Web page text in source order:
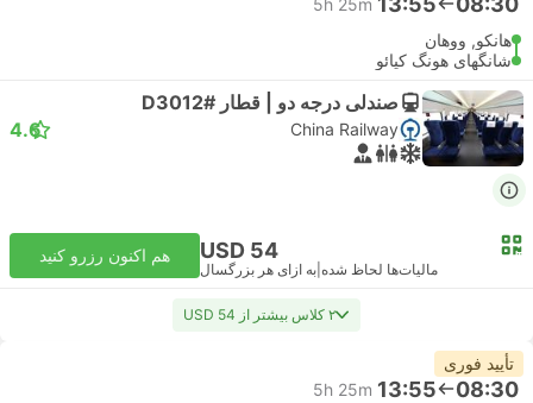
هانکو, ووهان
شانگهای هونگ کیائو
صندلی درجه دو | قطار #D3012
China Railway
4.6
USD 54
مالیات‌ها لحاظ شده به ازای هر بزرگسال
هم اکنون رزرو کنید
۲ کلاس بیشتر از USD 54
تأیید فوری
08:30
13:55
5h 25m